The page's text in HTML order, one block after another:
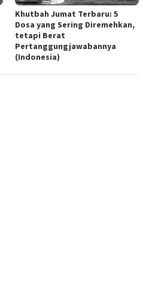
Khutbah Jumat Terbaru: 5
Dosa yang Sering Diremehkan,
tetapi Berat
Pertanggungjawabannya
(Indonesia)